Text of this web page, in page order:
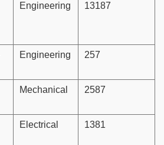
Engineering 13187
Engineering 257
Mechanical 2587
Electrical 1381